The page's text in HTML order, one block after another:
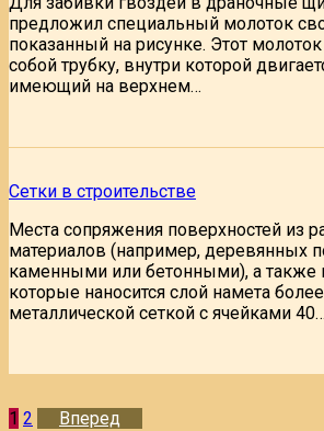
предложил специальный молоток
показанный на рисунке. Этот
собой трубку, внутри которой
имеющий на верхнем…
Сетки в строительстве
Места сопряжения поверхностей из
материалов (например, деревянных
каменными или бетонными), а также
которые наносится слой намета
металлической сеткой с ячейками 40…
Пагинация
1 2 Вперед